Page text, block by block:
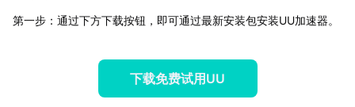
第一步：通过下方下载按钮，即可通过最新安装包安装UU加速器。
下载免费试用UU